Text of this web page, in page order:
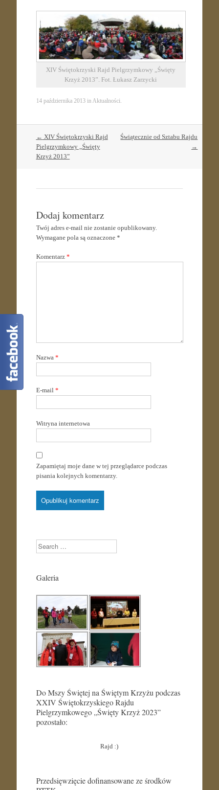
XIV Świętokrzyski Rajd Pielgrzymkowy „Święty
Krzyż 2013”. Fot. Łukasz Zarzycki
14 października 2013inAktualności.
Post
navigation
← XIV Świętokrzyski Rajd
Pielgrzymkowy „Święty
Krzyż 2013”
Świątecznie od Sztabu Rajdu
→
Dodaj komentarz
Twój adres e-mail nie zostanie opublikowany.
Wymagane pola są oznaczone *
Komentarz *
Nazwa *
E-mail *
Witryna internetowa
Zapamiętaj moje dane w tej przeglądarce podczas
pisania kolejnych komentarzy.
Search
Galeria
Do Mszy Świętej na Świętym Krzyżu podczas
XXIV Świętokrzyskiego Rajdu
Pielgrzymkowego „Święty Krzyż 2023”
pozostało:
Rajd :)
Przedsięwzięcie dofinansowane ze środków